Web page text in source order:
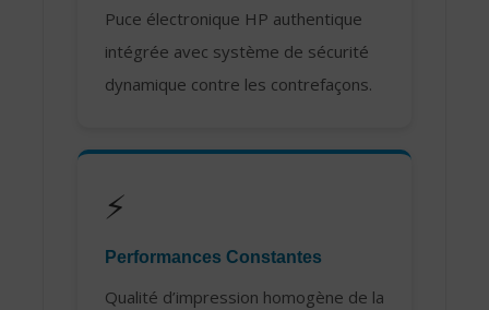
Puce électronique HP authentique
intégrée avec système de sécurité
dynamique contre les contrefaçons.
⚡
Performances Constantes
Qualité d’impression homogène de la